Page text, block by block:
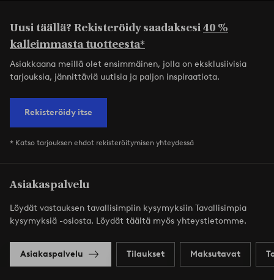
Uusi täällä? Rekisteröidy saadaksesi40 %
kalleimmasta tuotteesta*
Asiakkaana meillä olet ensimmäinen, jolla on eksklusiivisia
tarjouksia, jännittäviä uutisia ja paljon inspiraatiota.
Rekisteröidy itse
* Katso tarjouksen ehdot rekisteröitymisen yhteydessä
Asiakaspalvelu
Löydät vastauksen tavallisimpiin kysymyksiin Tavallisimpia
kysymyksiä -osiosta. Löydät täältä myös yhteystietomme.
Asiakaspalvelu Tilaukset Maksutavat